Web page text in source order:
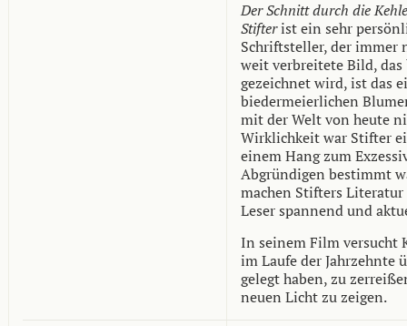
Der Schnitt durch die
Stifterist ein sehr
Schriftsteller, der immer
weit verbreitete Bild,
gezeichnet wird, ist das
biedermeierlichen
mit der Welt von heute
Wirklichkeit war Stifter
einem Hang zum
Abgründigen bestimmt
machen Stifters
Leser spannend und
In seinem Film versucht
im Laufe der Jahrzehnte
gelegt haben, zu
neuen Licht zu zeigen.